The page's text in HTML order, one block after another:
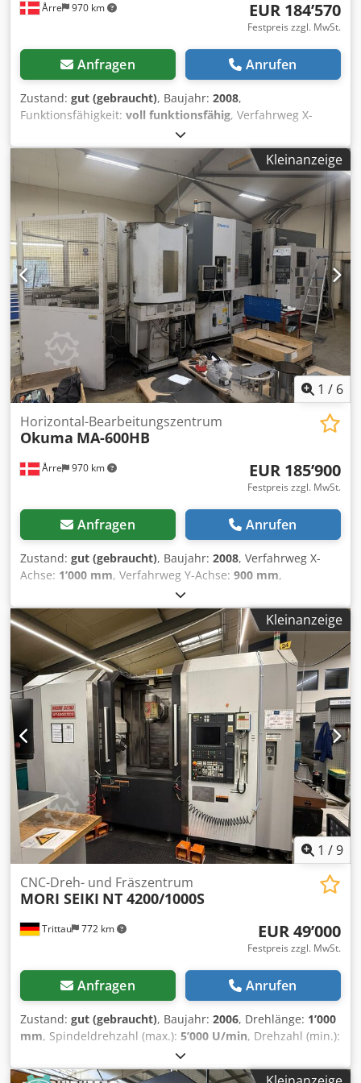
Årre 970 km EUR 184’570
Festpreis zzgl. MwSt.
Anfragen Anrufen
Zustand: gut (gebraucht), Baujahr: 2008,
Funktionsfähigkeit: voll funktionsfähig, Verfahrweg X-
, Verfahrweg Y-Achse:
Verfahrweg Z-Achse:810 mm, Spindeldrehzahl (max.):
6’000 U/min , Anzahl der Spindeln:1
, Anzahl der
Steckplätze im Werkzeugmagazin:150, Gebrauchtes
Okuma MA-600HB Horizontal-Bearbeitungszentrum
Baujahr: 2008 Spindelkühlung Max. 6000 U/min Z- 810 mm
X- 1000 mm Y- 900 mm Crjdjyrf I Aspfx Aggof
Werkzeugmagazin für 150 Werkzeuge 1 Spindel 4 Achsen
10-fach Palettensystem Wir haben 2 Stück. Der Preis gilt
pro Stück, ab Werk.
Kleinanzeige
1 / 6
Årre 970 km
Horizontal-Bearbeitungszentrum
Okuma MA-600HB
EUR 185’900
Festpreis zzgl. MwSt.
Anfragen Anrufen
Zustand: gut (gebraucht), Baujahr: 2008, Verfahrweg X-
Achse: 1’000 mm, Verfahrweg Y-Achse: 900 mm,
810 mm, Spindeldrehzahl (max.):
6’000 U/min, Gebrauchtes Okuma MA-600 HB Horizontal-
Bearbeitungszentrum, Baujahr 2008, inkl. Turncut-
Funktion, Spindelkühlung, 6000 U/min. Verfahrwege: Z-810
mm, X-1000 mm, Y-900 mm. Werkzeugmagazin für 150
Werkzeuge, 1 Spindel, 4 Achsen, 6-fach Palettenwechsler.
Crodpfx Agoywicvjgof
Kleinanzeige
1 /9
Trittau 772 km
CNC-Dreh- und Fräszentrum
MORI SEIKI NT 4200/1000S
EUR 49’000
Festpreis zzgl. MwSt.
Anfragen Anrufen
Zustand: gut (gebraucht), Baujahr: 2006, Drehlänge: 1’000
mm, Spindeldrehzahl (max.): 5’000 U/min, Drehzahl (min.):
, Wir bieten Ihnen: Hersteller: MORI SEIKI
Typ: NT 4200/1000S Baujahr: 2006 Steuerung: MITSUBISHI